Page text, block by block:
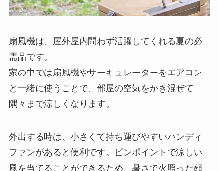
扇風機は、屋外屋内問わず活躍してくれる夏の必
需品です。
家の中では扇風機やサーキュレーターをエアコン
と一緒に使うことで、部屋の空気をかき混ぜて
隅々まで涼しくなります。
外出する時は、小さくて持ち運びやすいハンディ
ファンがあると便利です。ピンポイントで涼しい
風を当てることができるため、暑さで火照った顔